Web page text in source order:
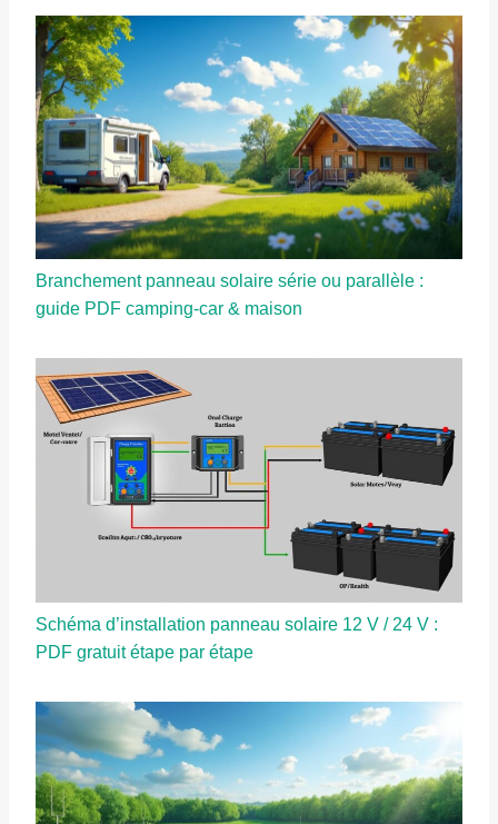
Branchement panneau solaire série ou parallèle :
guide PDF camping-car & maison
Schéma d’installation panneau solaire 12 V / 24 V :
PDF gratuit étape par étape